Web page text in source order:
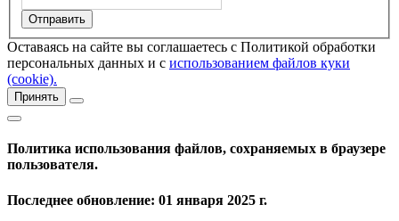
Оставаясь на сайте вы соглашаетесь с Политикой обработки
персональных данных и с использованием файлов куки
(cookie).
Принять
Политика использования файлов, сохраняемых в браузере
пользователя.
Последнее обновление: 01 января 2025 г.